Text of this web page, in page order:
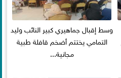
وسط إقبال جماهيري كبير النائب وليد
التمامي يختتم أضخم قافلة طبية
مجانية...